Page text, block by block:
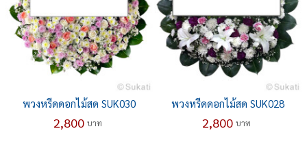
พวงหรีดดอกไม้สด SUK030
2,800 บาท
พวงหรีดดอกไม้สด SUK028
2,800 บาท